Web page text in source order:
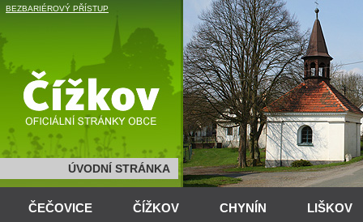
BEZBARIÉROVÝ PŘÍSTUP
ÚVODNÍ STRÁNKA
ČEČOVICE ČÍŽKOV CHYNÍN LIŠKOV